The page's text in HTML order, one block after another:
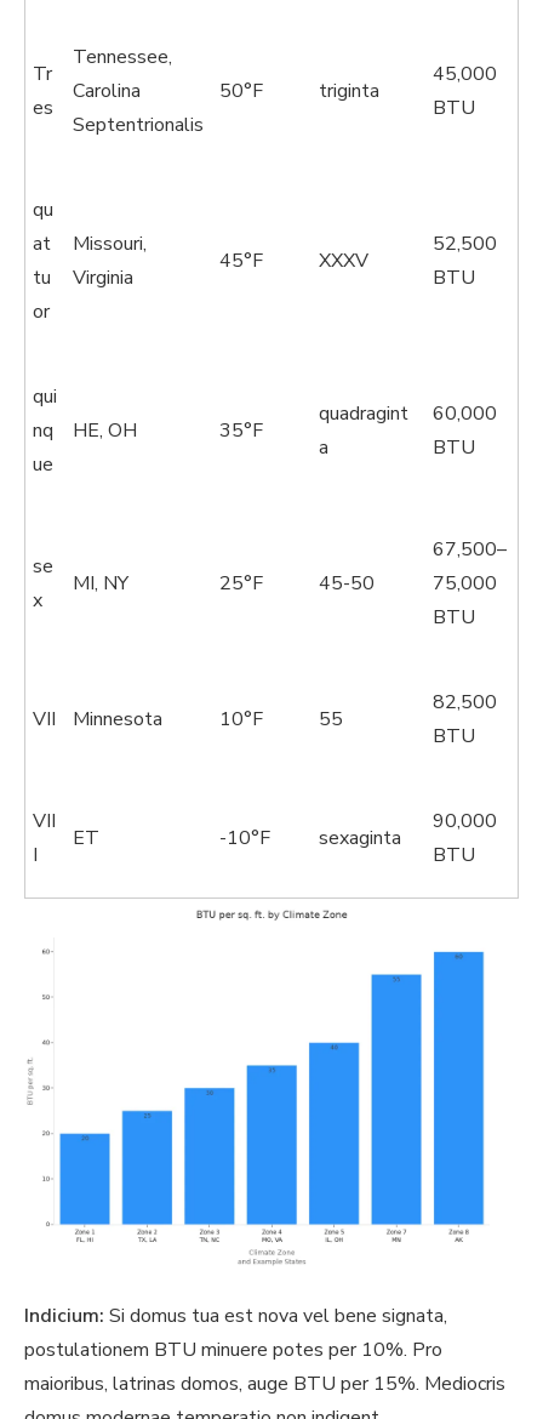
Tr
es
Tennessee,
Carolina
Septentrionalis
50°F triginta
45,000
BTU
qu
at
tu
or
Missouri,
Virginia
45°F XXXV
52,500
BTU
qui
nq
ue
HE, OH 35°F
quadragint
a
60,000
BTU
se
x
MI, NY 25°F 45-50
67,500–
75,000
BTU
VII Minnesota 10°F 55
82,500
BTU
VII
I
ET -10°F sexaginta
90,000
BTU
Indicium: Si domus tua est nova vel bene signata,
postulationem BTU minuere potes per 10%. Pro
maioribus, latrinas domos, auge BTU per 15%. Mediocris